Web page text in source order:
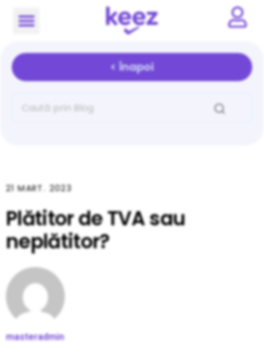
< Înapoi
21 MART. 2023
Plătitor de TVA sau
neplătitor?
masteradmin